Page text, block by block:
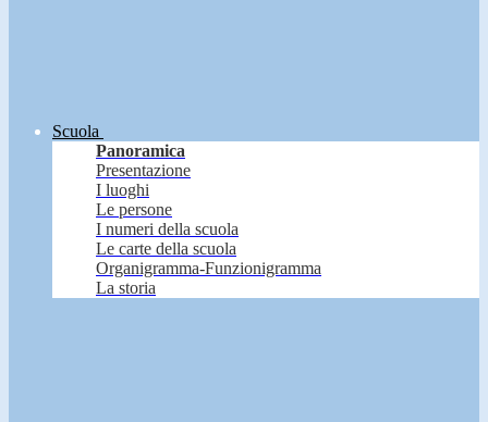
Scuola
Panoramica
Presentazione
I luoghi
Le persone
I numeri della scuola
Le carte della scuola
Organigramma-Funzionigramma
La storia